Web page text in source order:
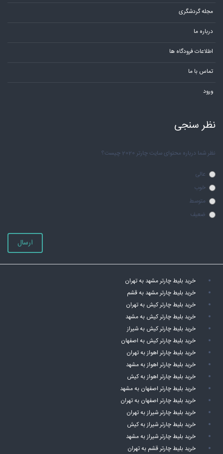
مجله گردشگری
درباره ما
اطلاعات فرودگاه ها
تماس با ما
ورود
نظر سنجی
نظر شما درباره محتوای سایت چارتر 2020 چیست؟
عالی
خوب
متوسط
ضعیف
ارسال
خرید بلیط چارتر مشهد به تهران
خرید بلیط چارتر مشهد به قشم
خرید بلیط چارتر کیش به تهران
خرید بلیط چارتر کیش به مشهد
خرید بلیط چارتر کیش به شیراز
خرید بلیط چارتر کیش به اصفهان
خرید بلیط چارتر اهواز به تهران
خرید بلیط چارتر اهواز به مشهد
خرید بلیط چارتر اهواز به کیش
خرید بلیط چارتر اصفهان به مشهد
خرید بلیط چارتر اصفهان به تهران
خرید بلیط چارتر شیراز به تهران
خرید بلیط چارتر شیراز به کیش
خرید بلیط چارتر شیراز به مشهد
خرید بلیط چارتر قشم به تهران